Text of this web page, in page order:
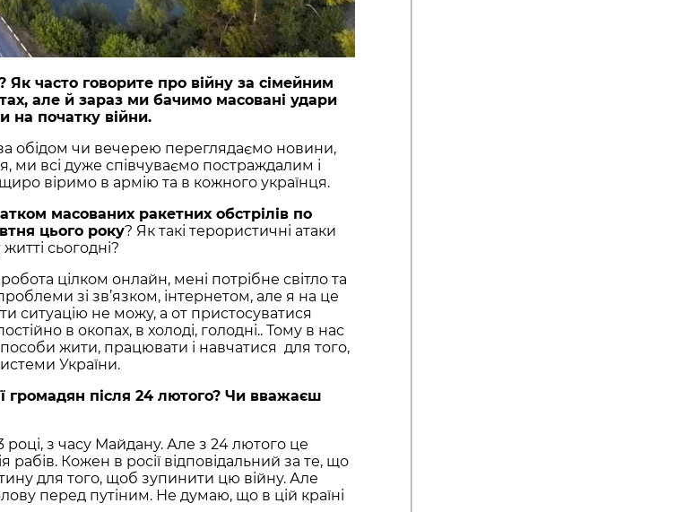
Як часто говорите про війну за сімейним
але й зараз ми бачимо масовані удари
на початку війни.
обідом чи вечерею переглядаємо новини,
ми всі дуже співчуваємо постраждалим і
віримо в армію та в кожного українця.
масованих ракетних обстрілів по
цього року? Як такі терористичні атаки
сьогодні?
цілком онлайн, мені потрібне світло та
зі зв’язком, інтернетом, але я на це
ситуацію не можу, а от пристосуватися
в окопах, в холоді, голодні.. Тому в нас
жити, працювати і навчатися для того,
України.
громадян після 24 лютого? Чи вважаєш
з часу Майдану. Але з 24 лютого це
рабів. Кожен в росії відповідальний за те, що
для того, щоб зупинити цю війну. Але
перед путіним. Не думаю, що в цій країні